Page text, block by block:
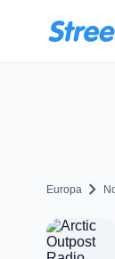
Europa chevron_right